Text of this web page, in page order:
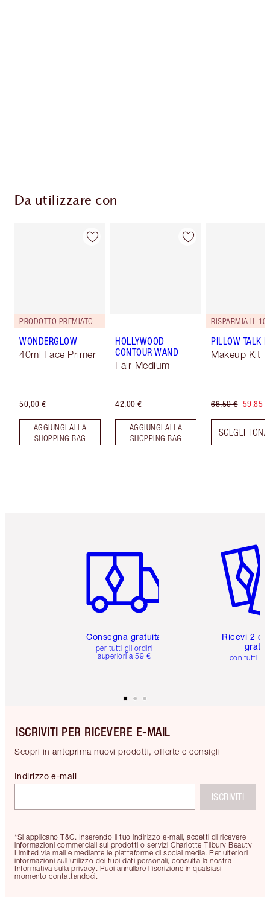
Da utilizzare con
PRODOTTO PREMIATO
WONDERGLOW
40ml Face Primer
50,00 €
AGGIUNGI ALLA
SHOPPING BAG
HOLLYWOOD
CONTOUR WAND
Fair-Medium
42,00 €
AGGIUNGI ALLA
SHOPPING BAG
RISPARMIA IL
PILLOW TALK
Makeup Kit
66,50 € 59,85 €
SCEGLI
Consegna gratuita
per tutti gli ordini
superiori a 59 €
Ricevi 2
con tutti gli
ISCRIVITI PER RICEVERE E-MAIL
Scopri in anteprima nuovi prodotti, offerte e consigli
*Si applicano T&C. Inserendo il tuo indirizzo e-mail, accetti di ricevere
informazioni commerciali sui prodotti o servizi Charlotte Tilbury Beauty
Limited via mail e mediante le piattaforme di social media. Per ulteriori
informazioni sull'utilizzo dei tuoi dati personali, consulta la nostra
Informativa sulla privacy. Puoi annullare l'iscrizione in qualsiasi
momento contattandoci.
Indirizzo e-mail
ISCRIVITI